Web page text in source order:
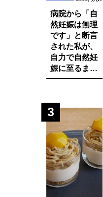
病院から「自
然妊娠は無理
です」と断言
された私が、
自力で自然妊
娠に至るまで
に実践した生
物の改善・身
体の変化につ
いてお話しし
ます。
3